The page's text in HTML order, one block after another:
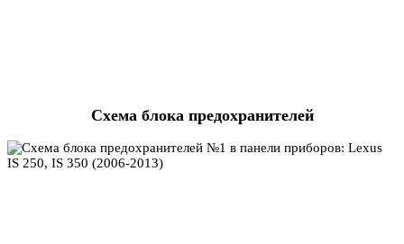
Схема блока предохранителей